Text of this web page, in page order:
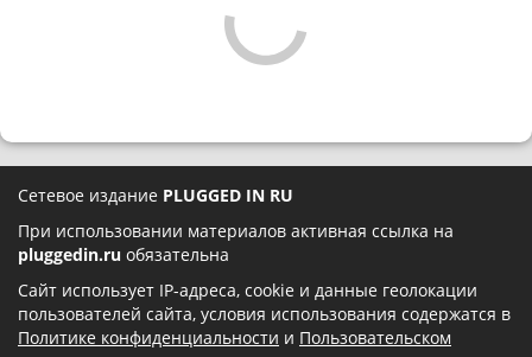
Сетевое издание PLUGGED IN RU
При использовании материалов активная ссылка на
pluggedin.ru обязательна
Сайт использует IP-адреса, cookie и данные геолокации
пользователей сайта, условия использования содержатся в
Политике конфиденциальности и Пользовательском